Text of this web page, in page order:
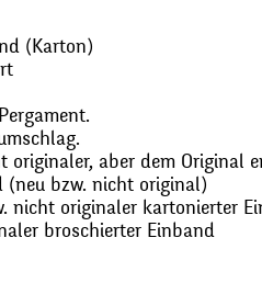
(Karton)
originaler, aber dem Original
(neu bzw. nicht original)
nicht originaler kartonierter
broschierter Einband